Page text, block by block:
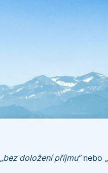
„bez doložení příjmu“nebo